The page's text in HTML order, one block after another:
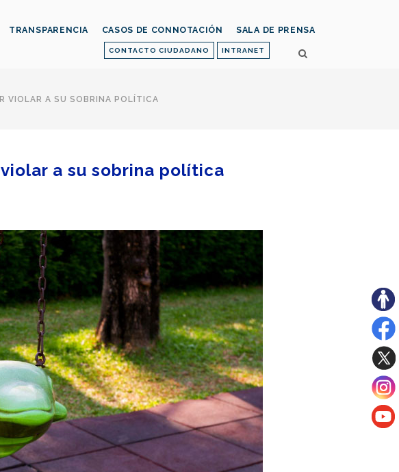
CONTACTO CIUDADANO INTRANET
TRANSPARENCIA CASOS DE CONNOTACIÓN SALA DE PRENSA
VIOLAR A SU SOBRINA POLÍTICA
a su sobrina política